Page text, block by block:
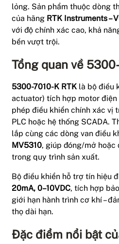
lỏng. Sản phẩm thuộc dòng
của hãng RTK Instruments –
với độ chính xác cao, khả
bền vượt trội.
Tổng quan về
5300-7010-K RTK là bộ điều
actuator) tích hợp motor điện
phép điều khiển chính xác vị
PLC hoặc hệ thống SCADA.
lắp cùng các dòng van điều
MV5310, giúp đóng/mở hoặc
trong quy trình sản xuất.
Bộ điều khiển hỗ trợ tín hiệu
20mA, 0–10VDC, tích hợp
giới hạn hành trình cơ khí –
thọ dài hạn.
Đặc điểm nổi bật